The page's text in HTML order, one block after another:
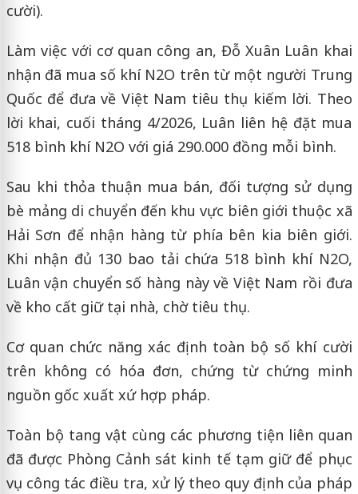
cười).
Làm việc với cơ quan công an, Đỗ Xuân Luân khai
nhận đã mua số khí N2O trên từ một người Trung
Quốc để đưa về Việt Nam tiêu thụ kiếm lời. Theo
lời khai, cuối tháng 4/2026, Luân liên hệ đặt mua
518 bình khí N2O với giá 290.000 đồng mỗi bình.
Sau khi thỏa thuận mua bán, đối tượng sử dụng
bè mảng di chuyển đến khu vực biên giới thuộc xã
Hải Sơn để nhận hàng từ phía bên kia biên giới.
Khi nhận đủ 130 bao tải chứa 518 bình khí N2O,
Luân vận chuyển số hàng này về Việt Nam rồi đưa
về kho cất giữ tại nhà, chờ tiêu thụ.
Cơ quan chức năng xác định toàn bộ số khí cười
trên không có hóa đơn, chứng từ chứng minh
nguồn gốc xuất xứ hợp pháp.
Toàn bộ tang vật cùng các phương tiện liên quan
đã được Phòng Cảnh sát kinh tế tạm giữ để phục
vụ công tác điều tra, xử lý theo quy định của pháp